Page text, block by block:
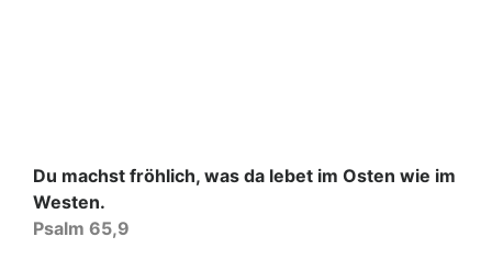
Du machst fröhlich, was da lebet im Osten wie im
Westen.
Psalm 65,9